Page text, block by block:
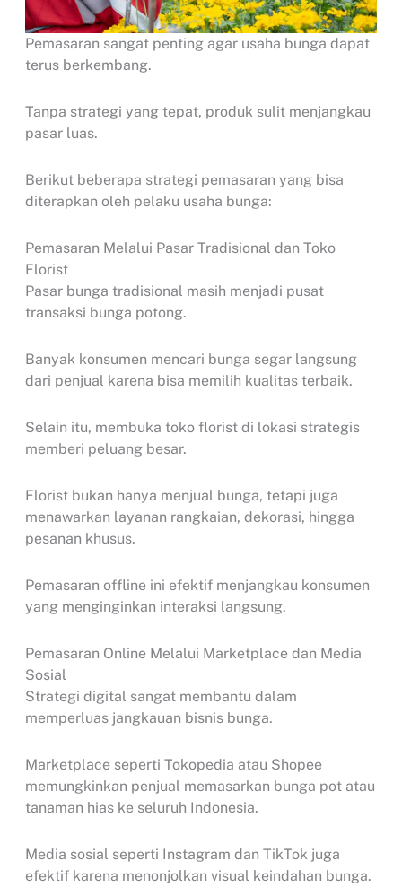
Pemasaran sangat penting agar usaha bunga dapat
terus berkembang.
Tanpa strategi yang tepat, produk sulit menjangkau
pasar luas.
Berikut beberapa strategi pemasaran yang bisa
diterapkan oleh pelaku usaha bunga:
Pemasaran Melalui Pasar Tradisional dan Toko
Florist
Pasar bunga tradisional masih menjadi pusat
transaksi bunga potong.
Banyak konsumen mencari bunga segar langsung
dari penjual karena bisa memilih kualitas terbaik.
Selain itu, membuka toko florist di lokasi strategis
memberi peluang besar.
Florist bukan hanya menjual bunga, tetapi juga
menawarkan layanan rangkaian, dekorasi, hingga
pesanan khusus.
Pemasaran offline ini efektif menjangkau konsumen
yang menginginkan interaksi langsung.
Pemasaran Online Melalui Marketplace dan Media
Sosial
Strategi digital sangat membantu dalam
memperluas jangkauan bisnis bunga.
Marketplace seperti Tokopedia atau Shopee
memungkinkan penjual memasarkan bunga pot atau
tanaman hias ke seluruh Indonesia.
Media sosial seperti Instagram dan TikTok juga
efektif karena menonjolkan visual keindahan bunga.